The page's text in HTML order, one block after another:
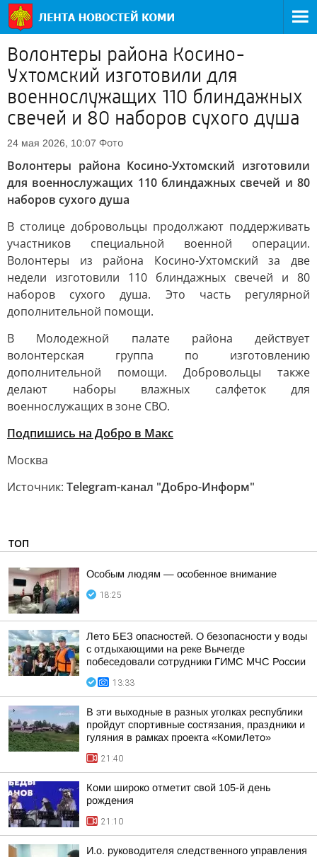
Волонтеры района Косино-
Ухтомский изготовили для
военнослужащих 110 блиндажных
свечей и 80 наборов сухого душа
24 мая 2026, 10:07 Фото
Волонтеры района Косино-Ухтомский изготовили
для военнослужащих 110 блиндажных свечей и 80
наборов сухого душа
В столице добровольцы продолжают поддерживать
участников специальной военной операции.
Волонтеры из района Косино-Ухтомский за две
недели изготовили 110 блиндажных свечей и 80
наборов сухого душа. Это часть регулярной
дополнительной помощи.
В Молодежной палате района действует
волонтерская группа по изготовлению
дополнительной помощи. Добровольцы также
делают наборы влажных салфеток для
военнослужащих в зоне СВО.
Подпишись на Добро в Макс
Москва
Источник: Telegram-канал "Добро-Информ"
ТОП
Особым людям — особенное внимание
18:25
Лето БЕЗ опасностей. О безопасности у воды
с отдыхающими на реке Вычегде
побеседовали сотрудники ГИМС МЧС России
13:33
В эти выходные в разных уголках республики
пройдут спортивные состязания, праздники и
гуляния в рамках проекта «КомиЛето»
21:40
Коми широко отметит свой 105-й день
рождения
21:10
И.о. руководителя следственного управления